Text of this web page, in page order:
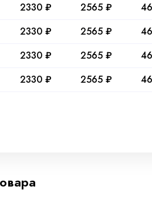
2330 ₽ 2565 ₽
2330 ₽ 2565 ₽
2330 ₽ 2565 ₽
2330 ₽ 2565 ₽